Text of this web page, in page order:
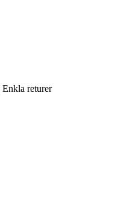
Enkla returer